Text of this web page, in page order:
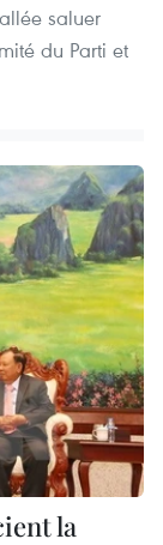
saluer
du Parti et
la